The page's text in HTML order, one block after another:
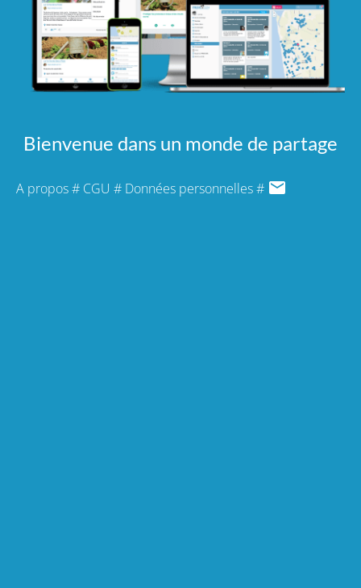
Bienvenue dans un monde de partage
A propos# CGU # Données personnelles#